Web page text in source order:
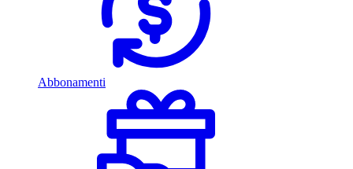
Abbonamenti